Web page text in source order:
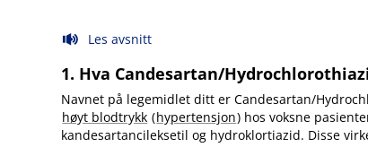
Les avsnitt
1. Hva Candesartan​/​
Navnet på legemidlet ditt er Candesartan​/​
høyt blodtrykk (hypertensjon) hos voksne
kandesartancileksetil og hydroklortiazid. Disse